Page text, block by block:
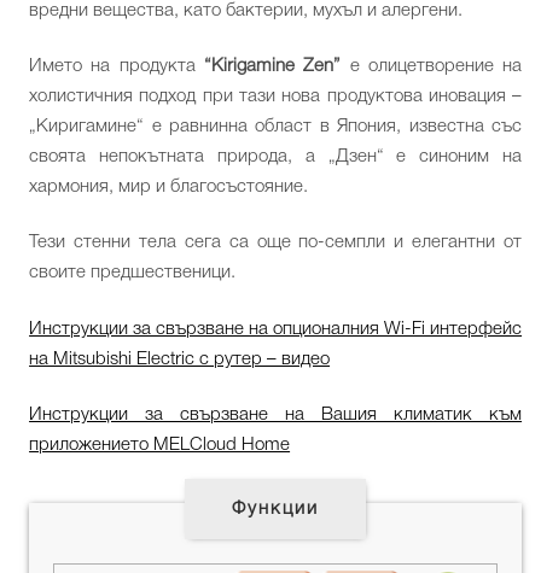
вредни вещества, като бактерии, мухъл и алергени.
Името на продукта “Kirigamine Zen” е олицетворение на
холистичния подход при тази нова продуктова иновация –
„Киригамине“ е равнинна област в Япония, известна със
своята непокътната природа, а „Дзен“ е синоним на
хармония, мир и благосъстояние.
Тези стенни тела сега са още по-семпли и елегантни от
своите предшественици.
Инструкции за свързване на опционалния Wi-Fi интерфейс
на Mitsubishi Electric с рутер – видео
Инструкции за свързване на Вашия климатик към
приложението MELCloud Home
Функции